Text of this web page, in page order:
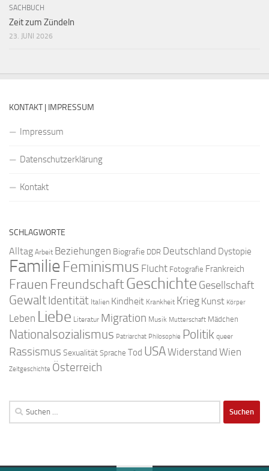
SACHBUCH
Zeit zum Zündeln
23. JUNI 2026
KONTAKT | IMPRESSUM
Impressum
Datenschutzerklärung
Kontakt
SCHLAGWORTE
Alltag Arbeit Beziehungen Biografie DDR Deutschland Dystopie
FamilieFeminismus Flucht Fotografie Frankreich
Frauen FreundschaftGeschichte Gesellschaft
GewaltIdentität Italien Kindheit Krankheit Krieg Kunst Körper
Leben Liebe Literatur Migration Musik Mutterschaft Mädchen
Nationalsozialismus Patriarchat Philosophie Politik queer
Rassismus SexualitätSprache Tod USAWiderstand Wien
Zeitgeschichte Österreich
Suchen
nach: